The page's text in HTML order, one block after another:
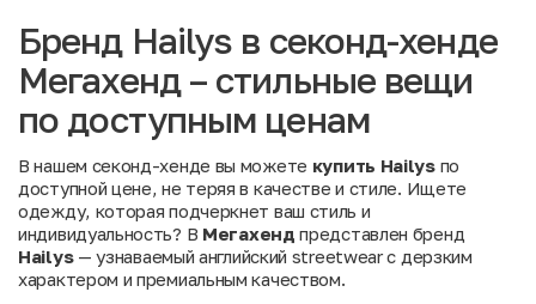
Бренд Hailys в секонд-хенде
Мегахенд – стильные вещи
по доступным ценам
В нашем секонд-хенде вы можете купить Hailysпо
доступной цене, не теряя в качестве и стиле. Ищете
одежду, которая подчеркнет ваш стиль и
индивидуальность? В Мегахенд представлен бренд
Hailys— узнаваемый английский streetwear с дерзким
характером и премиальным качеством.